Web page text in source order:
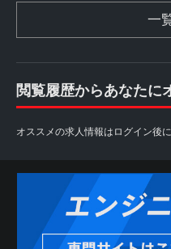
一
閲覧履歴からあなたに
オススメの求人情報はログイン後